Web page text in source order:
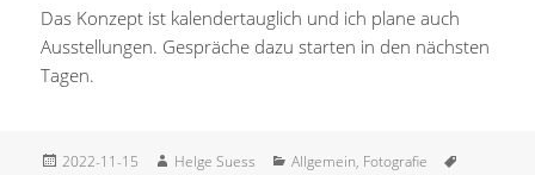
Das Konzept ist kalendertauglich und ich plane auch
Ausstellungen. Gespräche dazu starten in den nächsten
Tagen.
Veröffentlicht
2022-11-15 Autor
Helge Suess Kategorien
Allgemein, Fotografie